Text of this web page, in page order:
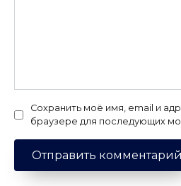
Сохранить моё имя, email и
браузере для последующих